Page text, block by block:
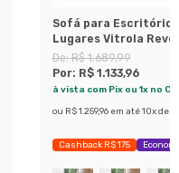
Sofá para Escritório
Lugares Vitrola
Sintético Café
De:R$ 1.689,99
Por: R$ 1.133,96
à vista com Pix ou 1x no
ou R$ 1.259,96 em até 10x de
Cashback R$ 175